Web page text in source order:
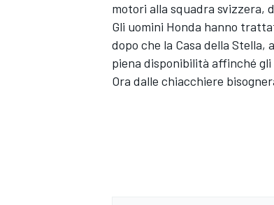
motori alla squadra svizzera,
Gli uomini Honda hanno
dopo che la Casa della
piena disponibilità affinché
Ora dalle chiacchiere